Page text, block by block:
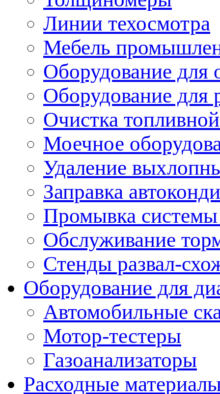
Линии техосмотра
Мебель
Оборудование для
Оборудование для
Очистка
Моечное
Удаление
Заправка
Промывка
Обслуживание
Стенды развал-
Оборудование для
Автомобильные
Мотор-тестеры
Газоанализаторы
Расходные